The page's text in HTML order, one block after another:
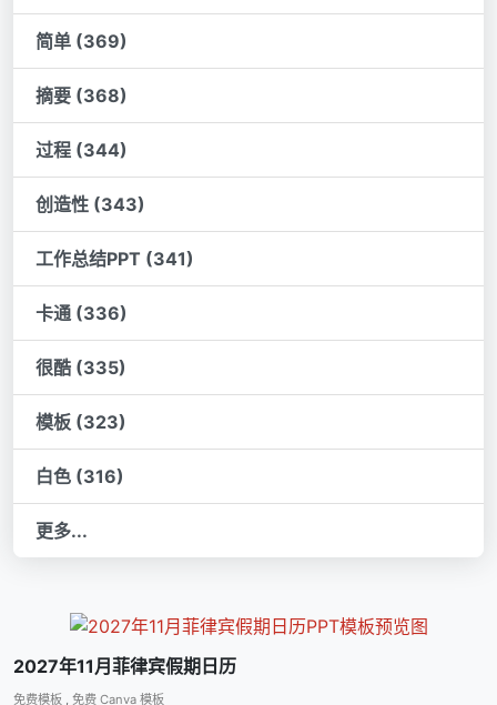
简单 (369)
摘要 (368)
过程 (344)
创造性 (343)
工作总结PPT (341)
卡通 (336)
很酷 (335)
模板 (323)
白色 (316)
更多...
2027年11月菲律宾假期日历
免费模板 , 免费 Canva 模板